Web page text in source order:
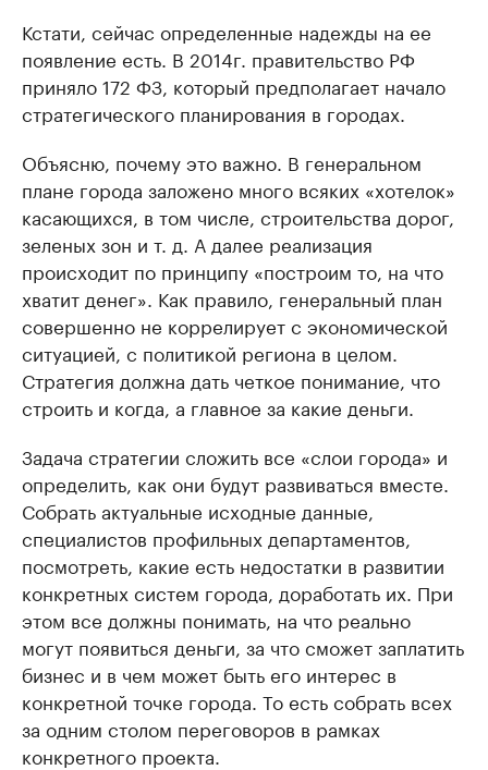
Кстати, сейчас определенные надежды на ее
появление есть. В 2014г. правительство РФ
приняло 172 ФЗ, который предполагает начало
стратегического планирования в городах.
Объясню, почему это важно. В генеральном
плане города заложено много всяких «хотелок»
касающихся, в том числе, строительства дорог,
зеленых зон и т. д. А далее реализация
происходит по принципу «построим то, на что
хватит денег». Как правило, генеральный план
совершенно не коррелирует с экономической
ситуацией, с политикой региона в целом.
Стратегия должна дать четкое понимание, что
строить и когда, а главное за какие деньги.
Задача стратегии сложить все «слои города» и
определить, как они будут развиваться вместе.
Собрать актуальные исходные данные,
специалистов профильных департаментов,
посмотреть, какие есть недостатки в развитии
конкретных систем города, доработать их. При
этом все должны понимать, на что реально
могут появиться деньги, за что сможет заплатить
бизнес и в чем может быть его интерес в
конкретной точке города. То есть собрать всех
за одним столом переговоров в рамках
конкретного проекта.